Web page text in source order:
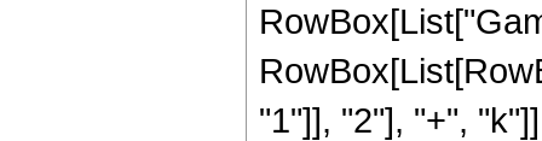
"1"]], "2"], "+",